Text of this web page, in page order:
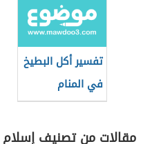
تفسير أكل البطيخ
في المنام
مقالات من تصنيف إسلام